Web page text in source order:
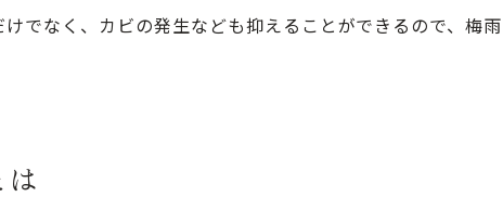
でなく、カビの発生なども抑えることができるので、梅雨
は